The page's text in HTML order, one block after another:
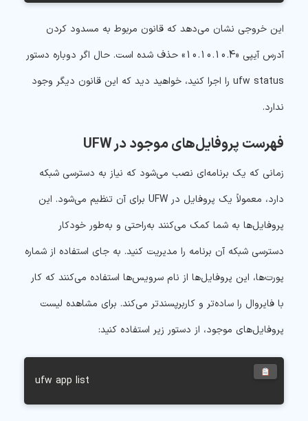
این خروجی نشان می‌دهد که قانون مربوط به مسدود کردن
آدرس آیپی «10.10.10.4» حذف شده است. حال اگر دوباره دستور
ufw status را اجرا کنید، خواهید دید که این قانون دیگر وجود
ندارد.
فهرست پروفایل‌های موجود در UFW
زمانی که یک برنامه‌ای نصب می‌شود که نیاز به دسترسی شبکه
دارد، معمولاً یک پروفایل در UFW برای آن تنظیم می‌شود. این
پروفایل‌ها به شما کمک می‌کنند به‌راحتی و به‌طور خودکار
دسترسی شبکه آن برنامه را مدیریت کنید. به جای استفاده از شماره
پورت‌ها، این پروفایل‌ها از نام سرویس‌ها استفاده می‌کنند که کار
با فایروال را ساده‌تر و کاربرپسندتر می‌کند. برای مشاهده لیست
پروفایل‌های موجود، از دستور زیر استفاده کنید:
ufw app list